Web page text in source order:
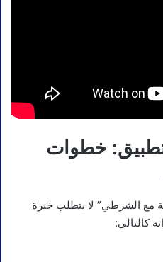
خطوات
مع الشرطي” لا يتطلب خبرة
كالتالي: